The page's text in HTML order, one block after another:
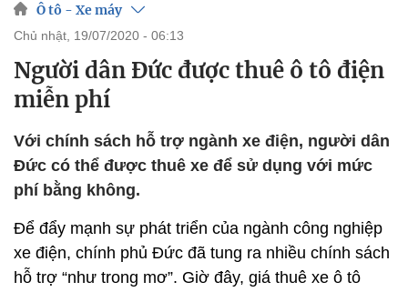
Ô tô - Xe máy
chủ nhật, 19/07/2020 - 06:13
Người dân Đức được thuê ô tô điện
miễn phí
Với chính sách hỗ trợ ngành xe điện, người dân
Đức có thể được thuê xe để sử dụng với mức
phí bằng không.
Để đẩy mạnh sự phát triển của ngành công nghiệp
xe điện, chính phủ Đức đã tung ra nhiều chính sách
hỗ trợ “như trong mơ”. Giờ đây, giá thuê xe ô tô